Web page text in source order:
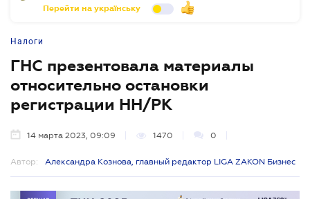
Перейти на українську
Налоги
ГНС презентовала материалы
относительно остановки
регистрации НН/РК
14 марта 2023, 09:09 1470 0
Автор: Александра Кознова, главный редактор LIGA ZAKON Бизнес